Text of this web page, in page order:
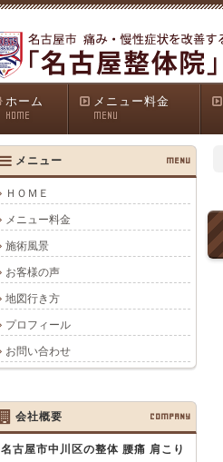
ホーム
HOME
メニュー料金
MENU
メニュー MENU
ＨＯＭＥ
メニュー料金
施術風景
お客様の声
地図行き方
プロフィール
お問い合わせ
会社概要 COMPANY
名古屋市中川区の整体 腰痛 肩こり